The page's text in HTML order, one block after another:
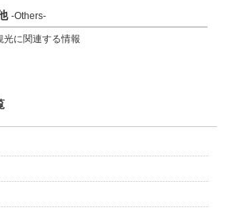
-Others-
光に関連する情報